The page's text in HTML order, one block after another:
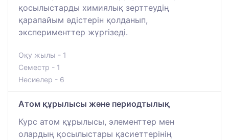
қосылыстарды химиялық зерттеудің
қарапайым әдістерін қолданып,
эксперименттер жүргізеді.
Оқу жылы - 1
Семестр - 1
Несиелер - 6
Атом құрылысы және периодтылық
Курс атом құрылысы, элементтер мен
олардың қосылыстары қасиеттерінің